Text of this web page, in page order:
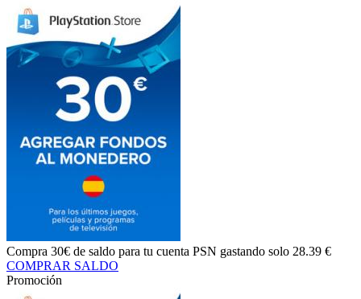
Compra 30€ de saldo para tu cuenta PSN gastando solo 28.39 €
COMPRAR SALDO
Promoción